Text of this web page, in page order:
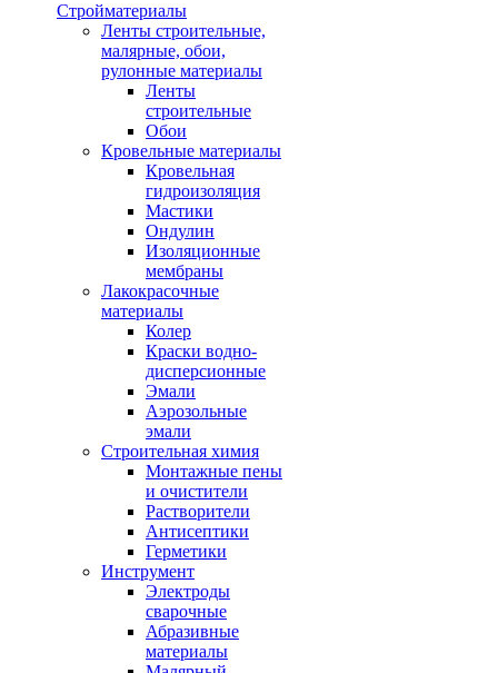
Стройматериалы
Ленты строительные,
малярные, обои,
рулонные материалы
Ленты
строительные
Обои
Кровельные материалы
Кровельная
гидроизоляция
Мастики
Ондулин
Изоляционные
мембраны
Лакокрасочные
материалы
Колер
Краски водно-
дисперсионные
Эмали
Аэрозольные
эмали
Строительная химия
Монтажные пены
и очистители
Растворители
Антисептики
Герметики
Инструмент
Электроды
сварочные
Абразивные
материалы